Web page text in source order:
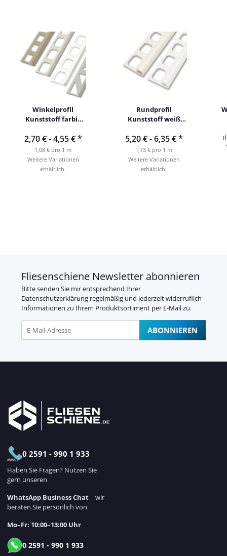
Winkelprofil
Kunststoff farbig
2,70 € -4,55 €*
1,08 € pro 1 m
Weitere Variationen
erhältlich.
Rundprofil
Kunststoff weiß
5,20 € -6,35 €*
1,73 € pro 1 m
Weitere Variationen
erhältlich.
Fliesenschiene Newsletter abonnieren
Bitte senden Sie mir entsprechend Ihrer
Datenschutzerklärung regelmäßig und jederzeit widerruflich
Informationen zu Ihrem Produktsortiment per E-Mail zu.
ABONNIEREN
0 2591 - 990 1 933
Haben Sie Fragen? Nutzen Sie
gern unseren
WhatsApp Business Chat– wir
beraten Sie persönlich von
Mo–Fr: 10:00–13:00 Uhr
0 2591 - 990 1 933